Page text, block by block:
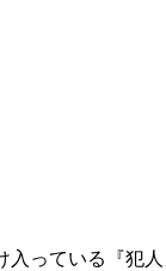
っている『犯